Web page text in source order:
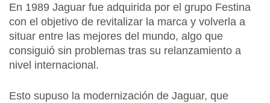
En 1989 Jaguar fue adquirida por el grupo Festina
con el objetivo de revitalizar la marca y volverla a
situar entre las mejores del mundo, algo que
consiguió sin problemas tras su relanzamiento a
nivel internacional.
Esto supuso la modernización de Jaguar, que